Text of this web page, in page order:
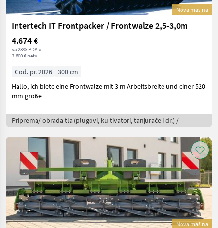
Nova mašina
Intertech IT Frontpacker / Frontwalze 2,5-3,0m
4.674 €
sa 23% PDV-a
3.800 € neto
God. pr. 2026
300 cm
Hallo, ich biete eine Frontwalze mit 3 m Arbeitsbreite und einer 520
mm große
Priprema/ obrada tla (plugovi, kultivatori, tanjurače i dr.) /
Nova mašina